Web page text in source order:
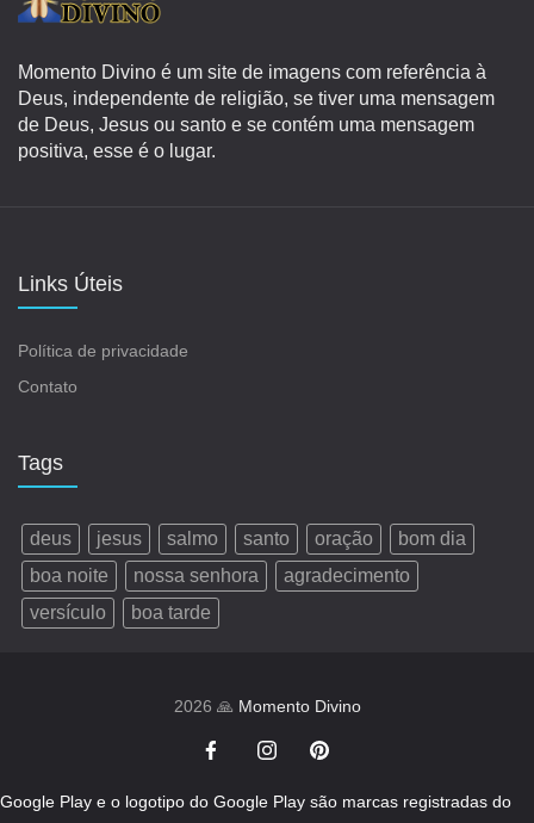
Momento Divino é um site de imagens com referência à
Deus, independente de religião, se tiver uma mensagem
de Deus, Jesus ou santo e se contém uma mensagem
positiva, esse é o lugar.
Links Úteis
Política de privacidade
Contato
Tags
deus jesus salmo santo oração
bom dia
boa noite
nossa senhora
agradecimento
versículo
boa tarde
2026 🙏 Momento Divino
Google Play e o logotipo do Google Play são marcas registradas do